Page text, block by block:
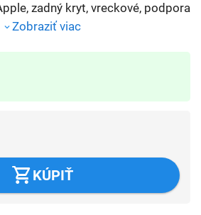
zadný kryt, vreckové, podpora
Zobraziť viac
KÚPIŤ